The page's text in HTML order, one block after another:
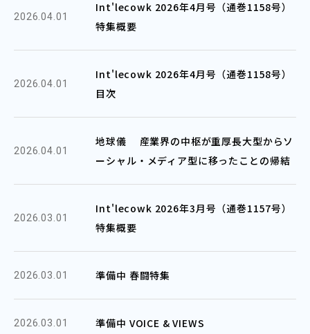
2026.04.01
Int'lecowk 2026年4月号（通巻1158号）
特集概要
2026.04.01
Int'lecowk 2026年4月号（通巻1158号）
目次
2026.04.01
地球儀 産業界の中枢が重厚長大型からソ
ーシャル・メディア型に移ったことの帰結
2026.03.01
Int'lecowk 2026年3月号（通巻1157号）
特集概要
2026.03.01 準備中 春闘特集
2026.03.01 準備中 VOICE & VIEWS